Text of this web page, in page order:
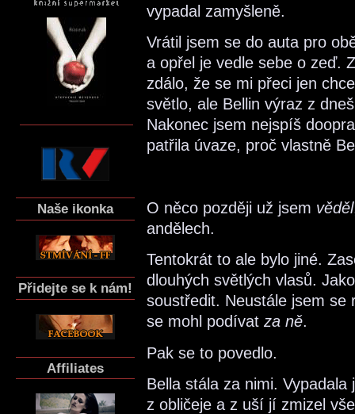
Naše ikonka
Přidejte se k nám!
Affiliates
vypadal zamyšleně.
Vrátil jsem se do auta pro
a opřel je vedle sebe o zeď.
zdálo, že se mi přeci jen
světlo, ale Bellin výraz z
Nakonec jsem nejspíš
patřila úvaze, proč vlastně
O něco později už jsem věděl
andělech.
Tentokrát to ale bylo jiné.
dlouhých světlých vlasů.
soustředit. Neustále jsem se
se mohl podívat za ně.
Pak se to povedlo.
Bella stála za nimi.
z obličeje a z uší jí zmizel